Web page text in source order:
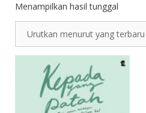
Menampilkan hasil tunggal